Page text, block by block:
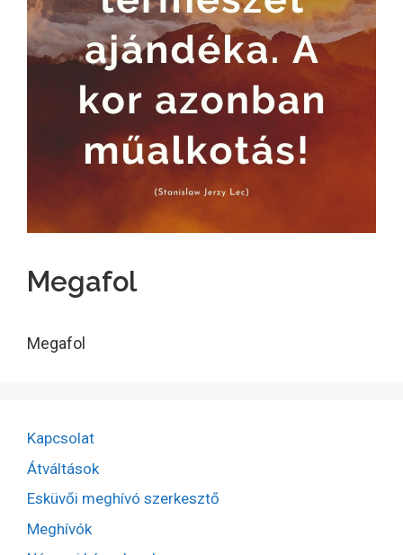
Megafol
Megafol
Kapcsolat
Átváltások
Esküvői meghívó szerkesztő
Meghívók